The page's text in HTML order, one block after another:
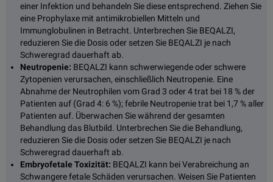
einer Infektion und behandeln Sie diese entsprechend. Ziehen Sie
eine Prophylaxe mit antimikrobiellen Mitteln und
Immunglobulinen in Betracht. Unterbrechen Sie BEQALZI,
reduzieren Sie die Dosis oder setzen Sie BEQALZI je nach
Schweregrad dauerhaft ab.
Neutropenie: BEQALZI kann schwerwiegende oder schwere
Zytopenien verursachen, einschließlich Neutropenie. Eine
Abnahme der Neutrophilen vom Grad 3 oder 4 trat bei 18 % der
Patienten auf (Grad 4: 6 %); febrile Neutropenie trat bei 1,7 % aller
Patienten auf. Überwachen Sie während der gesamten
Behandlung das Blutbild. Unterbrechen Sie die Behandlung,
reduzieren Sie die Dosis oder setzen Sie BEQALZI je nach
Schweregrad dauerhaft ab.
Embryofetale Toxizität: BEQALZI kann bei Verabreichung an
Schwangere fetale Schäden verursachen. Weisen Sie Patienten